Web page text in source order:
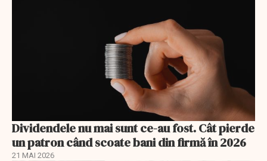
Dividendele nu mai sunt ce-au fost. Cât pierde
un patron când scoate bani din firmă în 2026
21 MAI 2026